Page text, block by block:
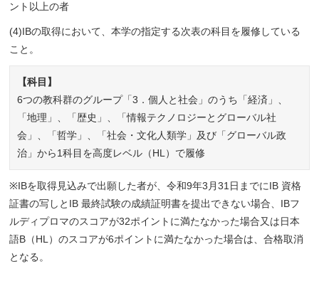
ント以上の者
(4)IBの取得において、本学の指定する次表の科目を履修している
こと。
【科目】
6つの教科群のグループ「3．個人と社会」のうち「経済」、
「地理」、「歴史」、「情報テクノロジーとグローバル社
会」、「哲学」、「社会・文化人類学」及び「グローバル政
治」から1科目を高度レベル（HL）で履修
※IBを取得見込みで出願した者が、令和9年3月31日までにIB 資格
証書の写しとIB 最終試験の成績証明書を提出できない場合、IBフ
ルディプロマのスコアが32ポイントに満たなかった場合又は日本
語B（HL）のスコアが6ポイントに満たなかった場合は、合格取消
となる。